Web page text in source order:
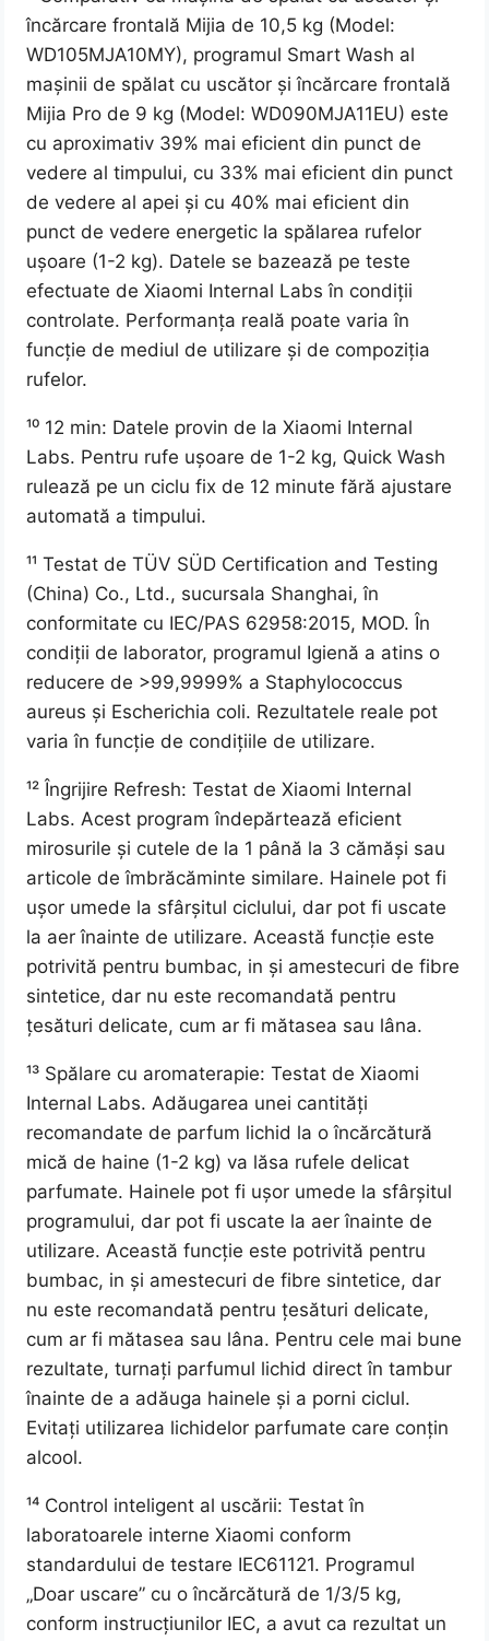
încărcare frontală Mijia de 10,5 kg (Model:
WD105MJA10MY), programul Smart Wash al
mașinii de spălat cu uscător și încărcare frontală
Mijia Pro de 9 kg (Model: WD090MJA11EU) este
cu aproximativ 39% mai eficient din punct de
vedere al timpului, cu 33% mai eficient din punct
de vedere al apei și cu 40% mai eficient din
punct de vedere energetic la spălarea rufelor
ușoare (1-2 kg). Datele se bazează pe teste
efectuate de Xiaomi Internal Labs în condiții
controlate. Performanța reală poate varia în
funcție de mediul de utilizare și de compoziția
rufelor.
¹⁰ 12 min: Datele provin de la Xiaomi Internal
Labs. Pentru rufe ușoare de 1-2 kg, Quick Wash
rulează pe un ciclu fix de 12 minute fără ajustare
automată a timpului.
¹¹ Testat de TÜV SÜD Certification and Testing
(China) Co., Ltd., sucursala Shanghai, în
conformitate cu IEC/PAS 62958:2015, MOD. În
condiții de laborator, programul Igienă a atins o
reducere de >99,9999% a Staphylococcus
aureus și Escherichia coli. Rezultatele reale pot
varia în funcție de condițiile de utilizare.
¹² Îngrijire Refresh: Testat de Xiaomi Internal
Labs. Acest program îndepărtează eficient
mirosurile și cutele de la 1 până la 3 cămăși sau
articole de îmbrăcăminte similare. Hainele pot fi
ușor umede la sfârșitul ciclului, dar pot fi uscate
la aer înainte de utilizare. Această funcție este
potrivită pentru bumbac, in și amestecuri de fibre
sintetice, dar nu este recomandată pentru
țesături delicate, cum ar fi mătasea sau lâna.
¹³ Spălare cu aromaterapie: Testat de Xiaomi
Internal Labs. Adăugarea unei cantități
recomandate de parfum lichid la o încărcătură
mică de haine (1-2 kg) va lăsa rufele delicat
parfumate. Hainele pot fi ușor umede la sfârșitul
programului, dar pot fi uscate la aer înainte de
utilizare. Această funcție este potrivită pentru
bumbac, in și amestecuri de fibre sintetice, dar
nu este recomandată pentru țesături delicate,
cum ar fi mătasea sau lâna. Pentru cele mai bune
rezultate, turnați parfumul lichid direct în tambur
înainte de a adăuga hainele și a porni ciclul.
Evitați utilizarea lichidelor parfumate care conțin
alcool.
¹⁴ Control inteligent al uscării: Testat în
laboratoarele interne Xiaomi conform
standardului de testare IEC61121. Programul
„Doar uscare” cu o încărcătură de 1/3/5 kg,
conform instrucțiunilor IEC, a avut ca rezultat un